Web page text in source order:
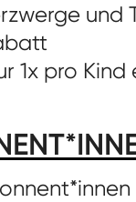
und
1x pro